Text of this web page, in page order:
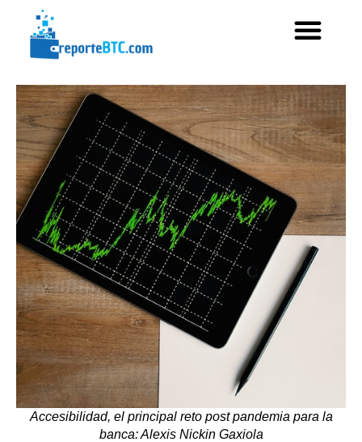
Accesibilidad, el principal reto post pandemia para la
banca: Alexis Nickin Gaxiola